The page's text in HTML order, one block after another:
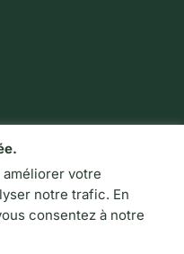
votre
notre trafic. En
consentez à notre